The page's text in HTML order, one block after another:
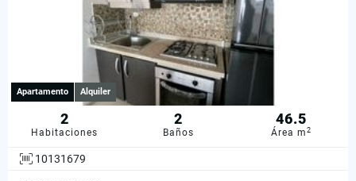
Apartamento Alquiler
2
Habitaciones
2
Baños
46.5
Área m2
10131679